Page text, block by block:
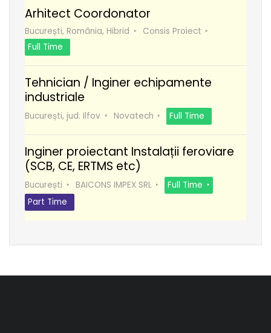
Arhitect Coordonator
București, România, Hibrid
Consis Proiect
Full Time
Tehnician / Inginer echipamente
industriale
București, jud. Ilfov Novatech Full Time
Inginer proiectant Instalații feroviare
(SCB, CE, ERTMS etc)
București BAICONS IMPEX SRL
Full Time
Part Time